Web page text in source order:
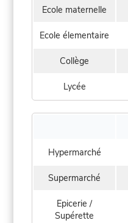
Ecole maternelle
Ecole élementaire
Collège
Lycée
Hypermarché
Supermarché
Epicerie /
Supérette